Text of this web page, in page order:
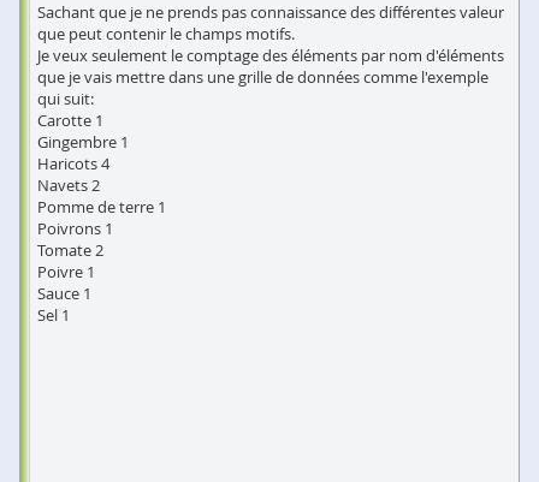
Sachant que je ne prends pas connaissance des différentes valeur
que peut contenir le champs motifs.
Je veux seulement le comptage des éléments par nom d'éléments
que je vais mettre dans une grille de données comme l'exemple
qui suit:
Carotte 1
Gingembre 1
Haricots 4
Navets 2
Pomme de terre 1
Poivrons 1
Tomate 2
Poivre 1
Sauce 1
Sel 1